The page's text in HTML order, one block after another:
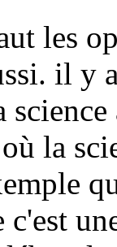
les
il y
la